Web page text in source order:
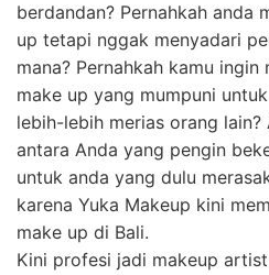
berdandan? Pernahkah anda
up tetapi nggak menyadari
mana? Pernahkah kamu ingin
make up yang mumpuni
lebih-lebih merias orang
antara Anda yang pengin
untuk anda yang dulu
karena Yuka Makeup kini
make up di Bali.
Kini profesi jadi makeup